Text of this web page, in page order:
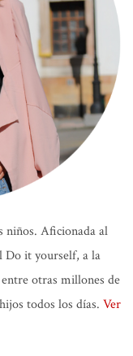
niños. Aficionada al
Do it yourself, a la
otras millones de
todos los días. Ver